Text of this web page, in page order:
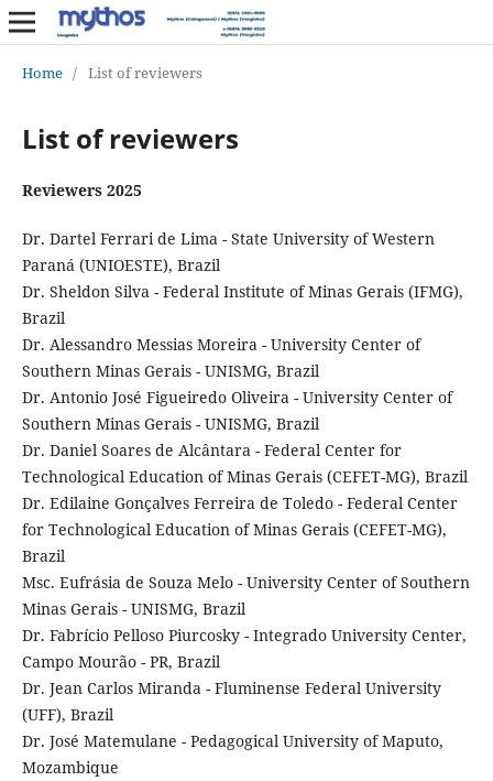
Home / List of reviewers
List of reviewers
Reviewers 2025
Dr. Dartel Ferrari de Lima - State University of Western
Paraná (UNIOESTE), Brazil
Dr. Sheldon Silva - Federal Institute of Minas Gerais (IFMG),
Brazil
Dr. Alessandro Messias Moreira - University Center of
Southern Minas Gerais - UNISMG, Brazil
Dr. Antonio José Figueiredo Oliveira - University Center of
Southern Minas Gerais - UNISMG, Brazil
Dr. Daniel Soares de Alcântara - Federal Center for
Technological Education of Minas Gerais (CEFET-MG), Brazil
Dr. Edilaine Gonçalves Ferreira de Toledo - Federal Center
for Technological Education of Minas Gerais (CEFET-MG),
Brazil
Msc. Eufrásia de Souza Melo - University Center of Southern
Minas Gerais - UNISMG, Brazil
Dr. Fabrício Pelloso Piurcosky - Integrado University Center,
Campo Mourão - PR, Brazil
Dr. Jean Carlos Miranda - Fluminense Federal University
(UFF), Brazil
Dr. José Matemulane - Pedagogical University of Maputo,
Mozambique